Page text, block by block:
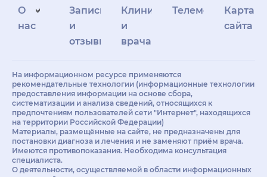
О
нас
Запись
и
отзывы
Клиникам
и
врачам
Телемедицина
Карта
сайта
На информационном ресурсе применяются
рекомендательные технологии (информационные технологии
предоставления информации на основе сбора,
систематизации и анализа сведений, относящихся к
предпочтениям пользователей сети "Интернет", находящихся
на территории Российской Федерации)
Материалы, размещённые на сайте, не предназначены для
постановки диагноза и лечения и не заменяют приём врача.
Имеются противопоказания. Необходима консультация
специалиста.
О деятельности, осуществляемой в области информационных